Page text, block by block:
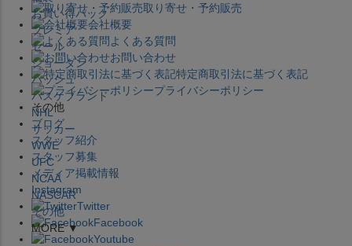
取り寄せ・予約販売
会社概要
よくある質問
お問い合わせ
特定商取引法に基づく表記
プライバシーポリシー
その他
ブログ
スタッフ紹介
スタッフ募集
メディア掲載情報
Instagram
Twitter
Facebook
Youtube
お買い得パック
プレミア
セール
ジョーダン
バッシュ
バスケブランド
NHL
サッカー
WWE
UFC
NCAA
NASCAR
その他
MORE ▼